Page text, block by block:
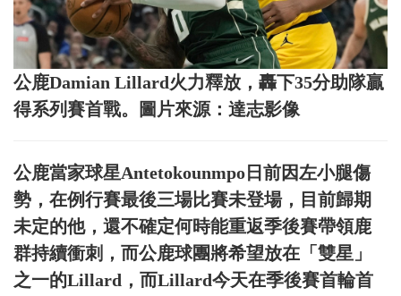
公鹿Damian Lillard火力釋放，轟下35分助隊贏
得系列賽首戰。圖片來源：達志影像
公鹿當家球星Antetokounmpo日前因左小腿傷
勢，在例行賽最後三場比賽未登場，目前歸期
未定的他，還不確定何時能重返季後賽帶領鹿
群持續衝刺，而公鹿球團將希望放在「雙星」
之一的Lillard，而Lillard今天在季後賽首輪首